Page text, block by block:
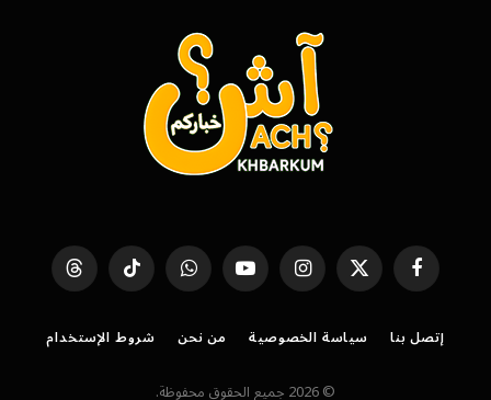
فيسبوك X
(Twitter)
الانستغراميوتيوب واتساب تيكتوك Threads
إتصل بنا سياسة الخصوصية من نحن شروط الإستخدام
© 2026 جميع الحقوق محفوظة.